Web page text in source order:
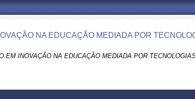
NA EDUCAÇÃO MEDIADA POR
EM INOVAÇÃO NA EDUCAÇÃO MEDIADA POR